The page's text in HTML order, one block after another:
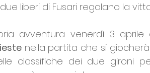
liberi di Fusari regalano la
avventura venerdì 3 aprile
nella partita che si giocherà
classifiche dei due gironi